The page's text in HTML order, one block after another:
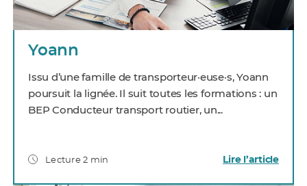
Yoann
Issu d’une famille de transporteur·euse·s, Yoann
poursuit la lignée. Il suit toutes les formations : un
BEP Conducteur transport routier, un...
Lecture 2 min Lire l’article